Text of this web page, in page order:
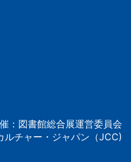
：図書館総合展運営委員会
ルチャー・ジャパン（JCC)